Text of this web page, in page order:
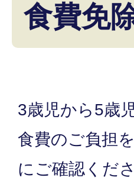
食費免
3歳児から5歳
食費のご負担
にご確認くださ